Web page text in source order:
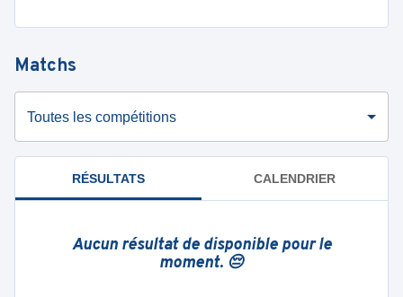
Matchs
Toutes les compétitions
RÉSULTATS CALENDRIER
Aucun résultat de disponible pour le
moment. 😔